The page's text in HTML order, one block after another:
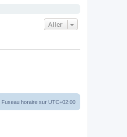
Aller
Fuseau horaire sur UTC+02:00